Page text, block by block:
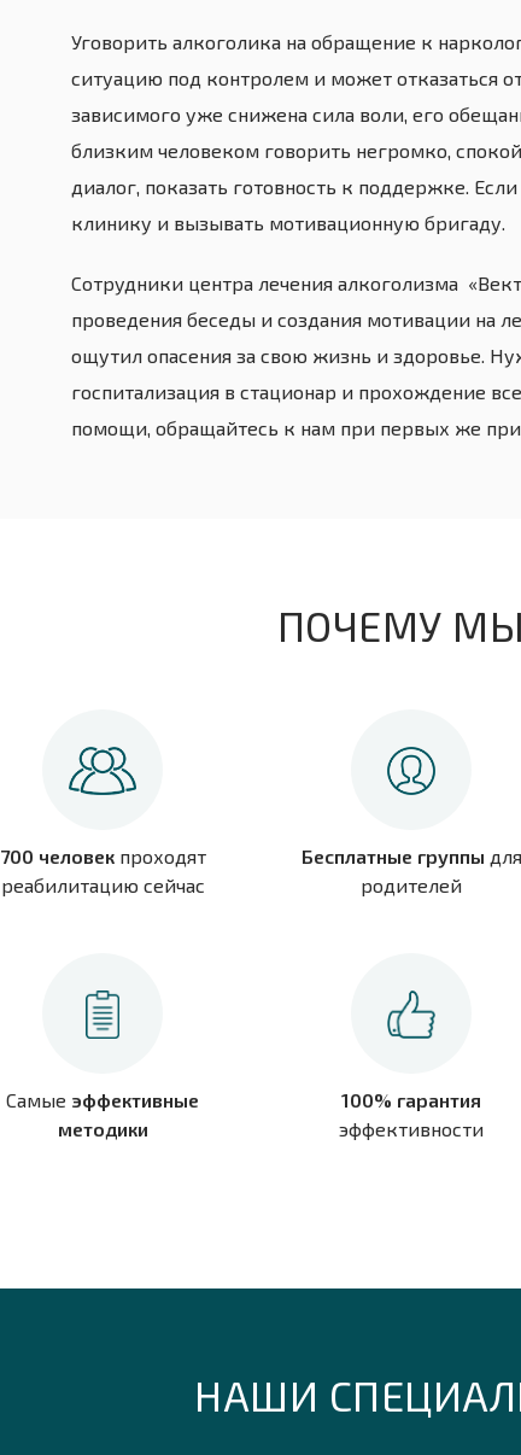
Уговорить алкоголика на обращение к
ситуацию под контролем и может отказаться
зависимого уже снижена сила воли, его
близким человеком говорить негромко,
диалог, показать готовность к поддержке.
клинику и вызывать мотивационную бригаду.
Сотрудники центра лечения алкоголизма
проведения беседы и создания мотивации на
ощутил опасения за свою жизнь и здоровье.
госпитализация в стационар и прохождение
помощи, обращайтесь к нам при первых же
ПОЧЕМУ
700 человекпроходят
реабилитацию сейчас
Бесплатные группы для
родителей
Самые эффективные
методики
100% гарантия
эффективности
НАШИ